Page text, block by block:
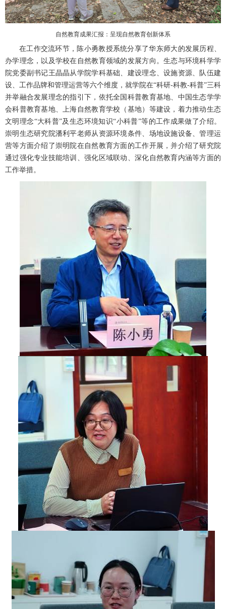
自然教育成果汇报：呈现自然教育创新体系
在工作交流环节，陈小勇教授系统分享了华东师大的发展历程、
办学理念，以及学校在自然教育领域的发展方向。生态与环境科学学
院党委副书记王晶晶从学院学科基础、建设理念、设施资源、队伍建
设、工作品牌和管理运营等六个维度，就学院在“科研-科教-科普”三科
并举融合发展理念的指引下，依托全国科普教育基地、中国生态学学
会科普教育基地、上海自然教育学校（基地）等建设，着力推动生态
文明理念“大科普”及生态环境知识“小科普”等的工作成果做了介绍。
崇明生态研究院潘利平老师从资源环境条件、场地设施设备、管理运
营等方面介绍了崇明院在自然教育方面的工作开展，并介绍了研究院
通过强化专业技能培训、强化区域联动、深化自然教育内涵等方面的
工作举措。